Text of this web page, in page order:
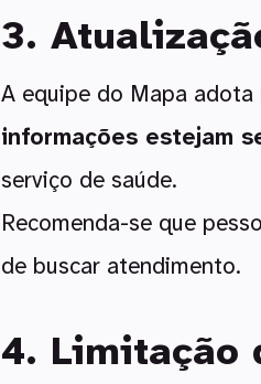
3.
A equipe do Mapa
informações estejam
serviço de saúde.
Recomenda-se que
de buscar atendimento.
4. Limitação